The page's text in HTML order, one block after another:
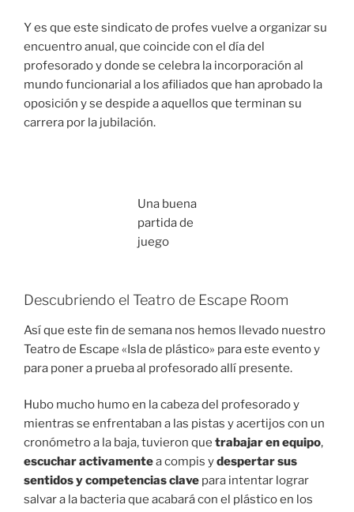
Y es que este sindicato de profes vuelve a organizar su
encuentro anual, que coincide con el día del
profesorado y donde se celebra la incorporación al
mundo funcionarial a los afiliados que han aprobado la
oposición y se despide a aquellos que terminan su
carrera por la jubilación.
Una buena
partida de
juego
Descubriendo el Teatro de Escape Room
Así que este fin de semana nos hemos llevado nuestro
Teatro de Escape «Isla de plástico» para este evento y
para poner a prueba al profesorado allí presente.
Hubo mucho humo en la cabeza del profesorado y
mientras se enfrentaban a las pistas y acertijos con un
cronómetro a la baja, tuvieron que trabajar en equipo,
escuchar activamentea compis ydespertar sus
sentidos y competencias clave para intentar lograr
salvar a la bacteria que acabará con el plástico en los